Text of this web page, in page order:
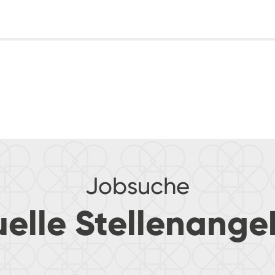
Jobsuche